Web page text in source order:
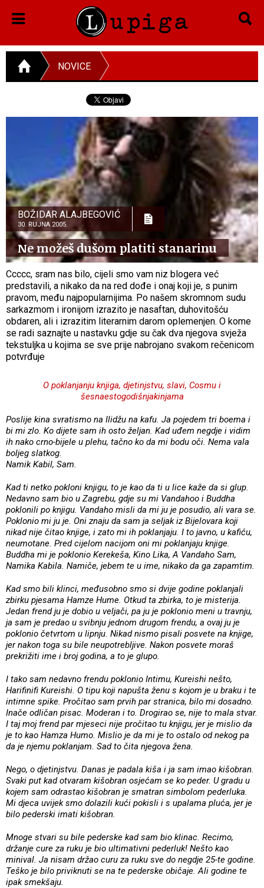
NOVICE
BOŽIDAR ALAJBEGOVIĆ
30. RUJNA 2005.
Ne možeš dušom platiti stanarinu
Ccccc, sram nas bilo, cijeli smo vam niz blogera već
predstavili, a nikako da na red dođe i onaj koji je, s punim
pravom, među najpopularnijima. Po našem skromnom sudu
sarkazmom i ironijom izrazito je nasaftan, duhovitošću
obdaren, ali i izrazitim literarnim darom oplemenjen. O kome
se radi saznajte u nastavku gdje su čak dva njegova svježa
tekstuljka u kojima se sve prije nabrojano svakom rečenicom
potvrđuje
O poklanjanju knjiga, djetinjstvu, slavi, Cosmu i
šesnaestogodišnjakinjama
Poslije kina svratismo na Ilidžu na kafu. Ja pojedem tri boema i
bi mi zlo. Ko dijete sam ih osto željan. Kad uđem negdje i vidim
ih nako crno-bijele u plehu, tačno ko da mi bodu oči. Nema vala
boljeg slatkog.
Namik Kabil, Sam.
Kad ti netko pokloni knjigu, to je kao da ti u lice kaže da si glup.
Nedavno sam bio u Zagrebu, gdje su mi Vandahoo i Buddha
poklonili po knjigu. Vandaho misli da mi ju je posudio, ali vara se.
Poklonio mi ju je. Oni znaju da sam ja seljak iz Bijelovara koji
nikad nije čitao knjige, i zato mi ih poklanjaju. I to javno, u kafiću,
neumotane. Pred cijelom nacijom oni mi poklanjaju knjige.
Buddha mi je poklonio Kerekeša, Kino Lika, A Vandaho Sam,
Namika Kabila. Namiče, jebem te u ime, nikako da ga zapamtim.
Kad smo bili klinci, međusobno smo si dvije godine poklanjali
zbirku pjesama Hamze Hume. Otkud ta zbirka, to je misterija.
Jedan frend ju je dobio u veljači, pa ju je poklonio meni u travnju,
ja sam je predao u svibnju jednom drugom frendu, a ovaj ju je
poklonio četvrtom u lipnju. Nikad nismo pisali posvete na knjige,
jer nakon toga su bile neupotrebljive. Nakon posvete moraš
prekrižiti ime i broj godina, a to je glupo.
I tako sam nedavno frendu poklonio Intimu, Kureishi nešto,
Harifinifi Kureishi. O tipu koji napušta ženu s kojom je u braku i te
intimne spike. Pročitao sam prvih par stranica, bilo mi dosadno.
Inače odličan pisac. Moderan i to. Drogirao se, nije to mala stvar.
I taj moj frend par mjeseci nije pročitao tu knjigu, jer je mislio da
je to kao Hamza Humo. Mislio je da mi je to ostalo od nekog pa
da je njemu poklanjam. Sad to čita njegova žena.
Nego, o djetinjstvu. Danas je padala kiša i ja sam imao kišobran.
Svaki put kad otvaram kišobran osjećam se ko peder. U gradu u
kojem sam odrastao kišobran je smatran simbolom pederluka.
Mi djeca uvijek smo dolazili kući pokisli i s upalama pluća, jer je
bilo pederski imati kišobran.
Mnoge stvari su bile pederske kad sam bio klinac. Recimo,
držanje cure za ruku je bio ultimativni pederluk! Nešto kao
minival. Ja nisam držao curu za ruku sve do negdje 25-te godine.
Teško je bilo priviknuti se na te pederske običaje. Ali godine te
ipak smekšaju.